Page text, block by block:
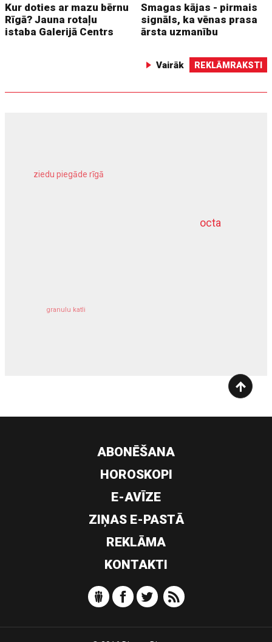
Kur doties ar mazu bērnu
Rīgā? Jauna rotaļu
istaba Galerijā Centrs
Smagas kājas - pirmais
signāls, ka vēnas prasa
ārsta uzmanību
Vairāk REKLĀMRAKSTI
octa
ziedu piegāde rīgā
granulu katli
dziļurbums
ABONĒŠANA
HOROSKOPI
E-AVĪZE
ZIŅAS E-PASTĀ
REKLĀMA
KONTAKTI